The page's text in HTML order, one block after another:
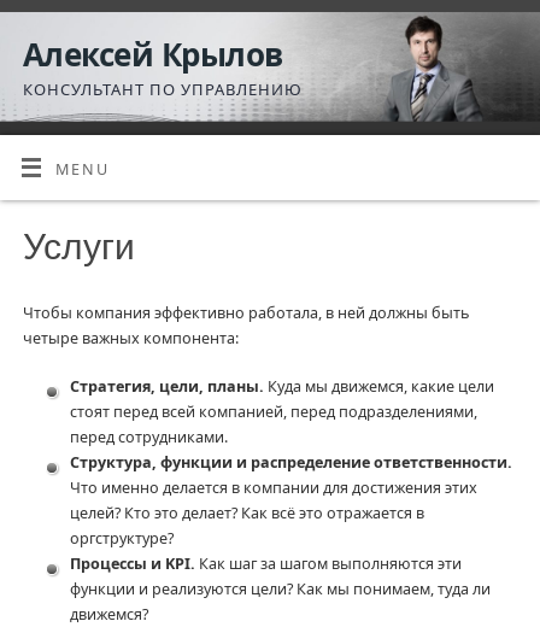
Алексей Крылов
КОНСУЛЬТАНТ ПО УПРАВЛЕНИЮ
MENU
Услуги
Чтобы компания эффективно работала, в ней должны быть
четыре важных компонента:
Стратегия, цели, планы. Куда мы движемся, какие цели
стоят перед всей компанией, перед подразделениями,
перед сотрудниками.
Структура, функции и распределение ответственности.
Что именно делается в компании для достижения этих
целей? Кто это делает? Как всё это отражается в
оргструктуре?
Процессы и KPI. Как шаг за шагом выполняются эти
функции и реализуются цели? Как мы понимаем, туда ли
движемся?